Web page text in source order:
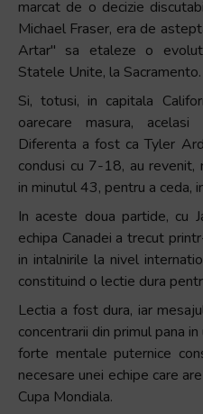
marcat de o decizie
Michael Fraser, era de
Artar″ sa etaleze o
Statele Unite, la Sacramento.
Si, totusi, in capitala
oarecare masura,
Diferenta a fost ca Tyler
condusi cu 7-18, au
in minutul 43, pentru a ceda,
In aceste doua partide, cu
echipa Canadei a trecut
in intalnirile la nivel
constituind o lectie dura
Lectia a fost dura, iar
concentrarii din primul pana
forte mentale puternice
necesare unei echipe care
Cupa Mondiala.